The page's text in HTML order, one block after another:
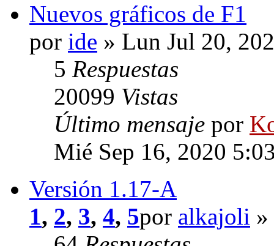
Nuevos gráficos de F1
por ide » Lun Jul 20,
5 Respuestas
20099 Vistas
Último mensaje por
Mié Sep 16, 2020
Versión 1.17-A
1, 2, 3, 4, 5por alkajoli »